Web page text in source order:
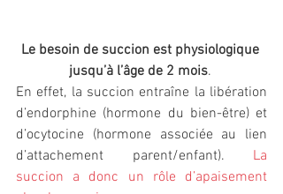
Le besoin de succion est physiologique
jusqu’à l’âge de 2 mois.
En effet, la succion entraîne la libération
d’endorphine (hormone du bien-être) et
d’ocytocine (hormone associée au lien
d’attachement parent/enfant). La
succion a donc un rôle d’apaisement